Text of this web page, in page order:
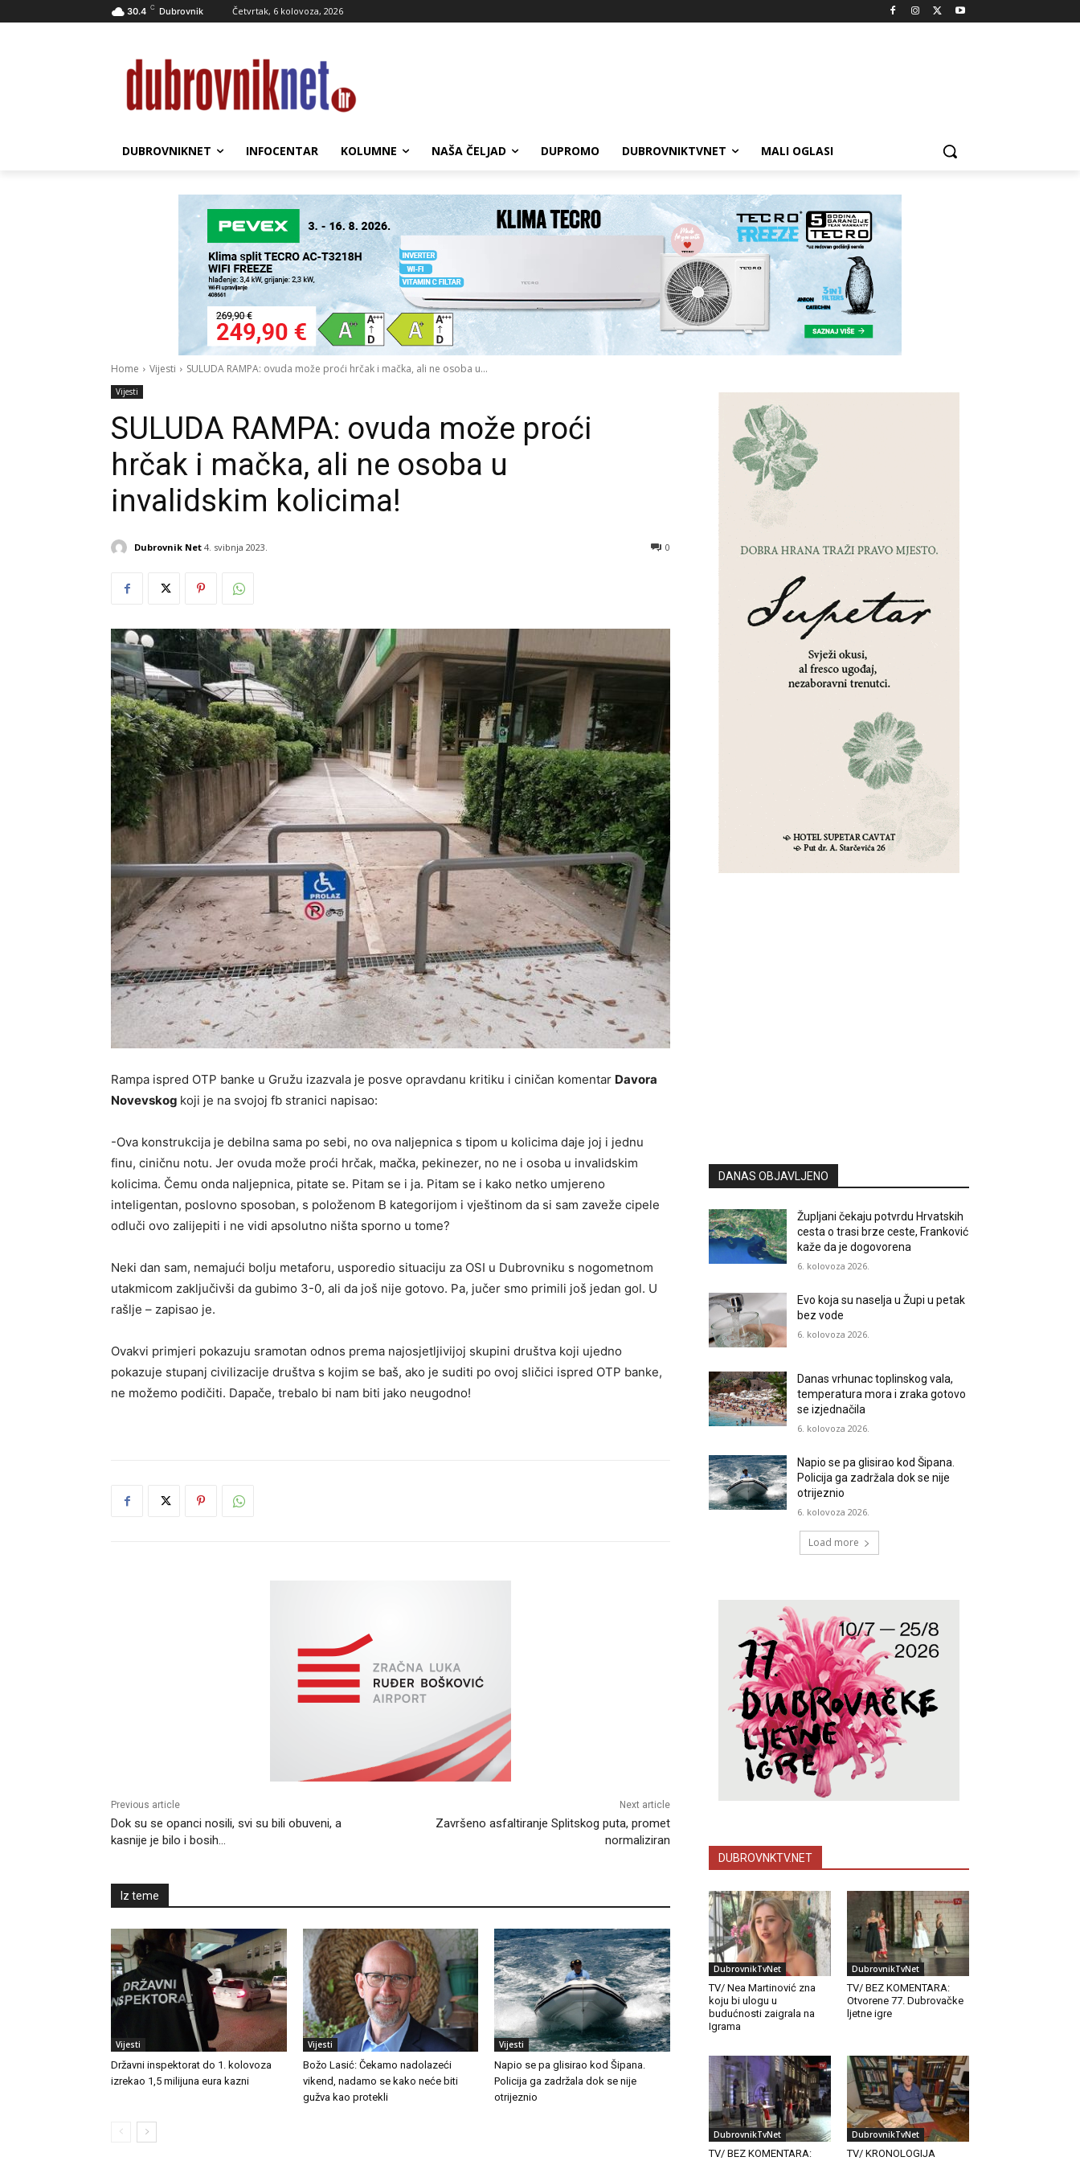
30.4 C Dubrovnik Četvrtak, 6 kolovoza, 2026
DUBROVNIKNET INFOCENTAR KOLUMNE NAŠA ČELJAD DUPROMO DUBROVNIKTVNET MALI OGLASI
Home Vijesti SULUDA RAMPA: ovuda može proći hrčak i mačka, ali ne osoba u...
Vijesti
SULUDA RAMPA: ovuda može proći
hrčak i mačka, ali ne osoba u
invalidskim kolicima!
Dubrovnik Net 4. svibnja 2023. 0
Rampa ispred OTP banke u Gružu izazvala je posve opravdanu kritiku i ciničan komentar Davora
Novevskog koji je na svojoj fb stranici napisao:
-Ova konstrukcija je debilna sama po sebi, no ova naljepnica s tipom u kolicima daje joj i jednu
finu, ciničnu notu. Jer ovuda može proći hrčak, mačka, pekinezer, no ne i osoba u invalidskim
kolicima. Čemu onda naljepnica, pitate se. Pitam se i ja. Pitam se i kako netko umjereno
inteligentan, poslovno sposoban, s položenom B kategorijom i vještinom da si sam zaveže cipele
odluči ovo zalijepiti i ne vidi apsolutno ništa sporno u tome?
Neki dan sam, nemajući bolju metaforu, usporedio situaciju za OSI u Dubrovniku s nogometnom
utakmicom zaključivši da gubimo 3-0, ali da još nije gotovo. Pa, jučer smo primili još jedan gol. U
rašlje – zapisao je.
Ovakvi primjeri pokazuju sramotan odnos prema najosjetljivijoj skupini društva koji ujedno
pokazuje stupanj civilizacije društva s kojim se baš, ako je suditi po ovoj sličici ispred OTP banke,
ne možemo podičiti. Dapače, trebalo bi nam biti jako neugodno!
Previous article
Dok su se opanci nosili, svi su bili obuveni, a
kasnije je bilo i bosih…
Next article
Završeno asfaltiranje Splitskog puta, promet
normaliziran
Iz teme
Vijesti
Državni inspektorat do 1. kolovoza
izrekao 1,5 milijuna eura kazni
Vijesti
Božo Lasić: Čekamo nadolazeći
vikend, nadamo se kako neće biti
gužva kao protekli
Vijesti
Napio se pa glisirao kod Šipana.
Policija ga zadržala dok se nije
otrijeznio
DANAS OBJAVLJENO
Župljani čekaju potvrdu Hrvatskih
cesta o trasi brze ceste, Franković
kaže da je dogovorena
6. kolovoza 2026.
Evo koja su naselja u Župi u petak
bez vode
6. kolovoza 2026.
Danas vrhunac toplinskog vala,
temperatura mora i zraka gotovo
se izjednačila
6. kolovoza 2026.
Napio se pa glisirao kod Šipana.
Policija ga zadržala dok se nije
otrijeznio
6. kolovoza 2026.
Load more
DUBROVNKTV.NET
DubrovnikTvNet
TV/ Nea Martinović zna
koju bi ulogu u
budućnosti zaigrala na
Igrama
DubrovnikTvNet
TV/ BEZ KOMENTARA:
Otvorene 77. Dubrovačke
ljetne igre
DubrovnikTvNet
TV/ BEZ KOMENTARA:
DubrovnikTvNet
TV/ KRONOLOGIJA